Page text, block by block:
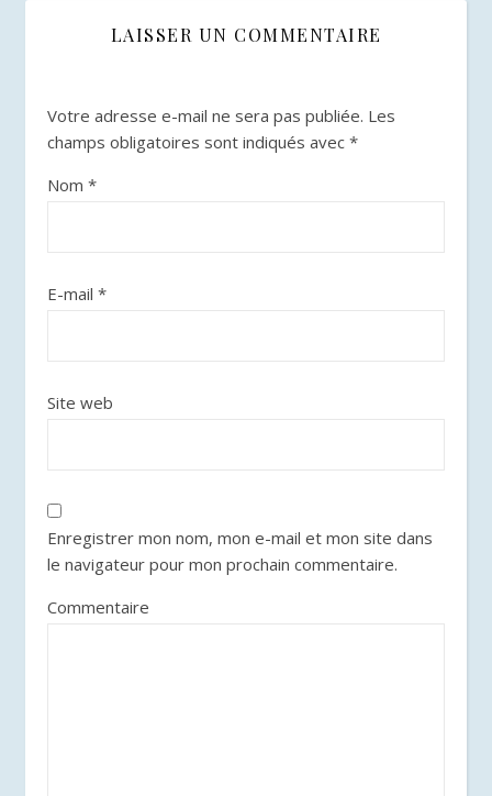
LAISSER UN COMMENTAIRE
Votre adresse e-mail ne sera pas publiée. Les
champs obligatoires sont indiqués avec *
Nom *
E-mail *
Site web
Enregistrer mon nom, mon e-mail et mon site dans
le navigateur pour mon prochain commentaire.
Commentaire